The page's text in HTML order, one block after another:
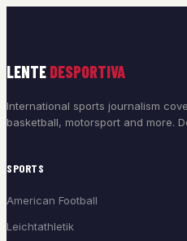
LENTE DESPORTIVA
International sports journalism
basketball, motorsport and more.
SPORTS
American Football
Leichtathletik